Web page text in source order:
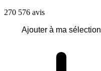
270 576 avis
Ajouter à ma sélection